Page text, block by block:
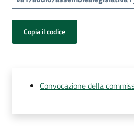
Copia il codice
Convocazione della